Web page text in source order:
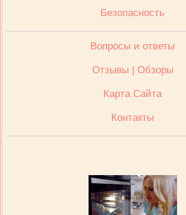
Безопасность
Вопросы и ответы
Отзывы | Обзоры
Карта Сайта
Контакты